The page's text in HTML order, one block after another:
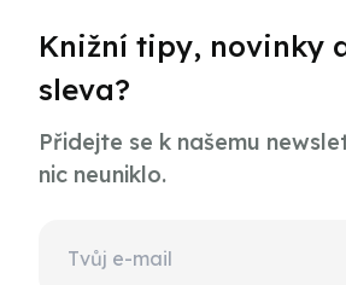
Knižní tipy, novinky
sleva?
Přidejte se k našemu
nic neuniklo.